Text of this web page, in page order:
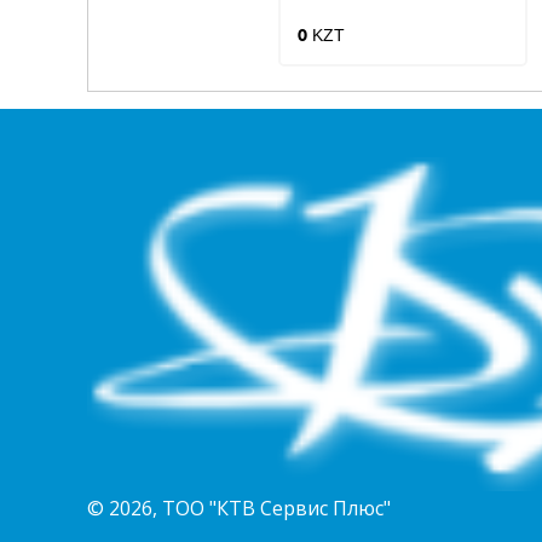
0 KZT
© 2026, ТОО "КТВ Сервис Плюс"